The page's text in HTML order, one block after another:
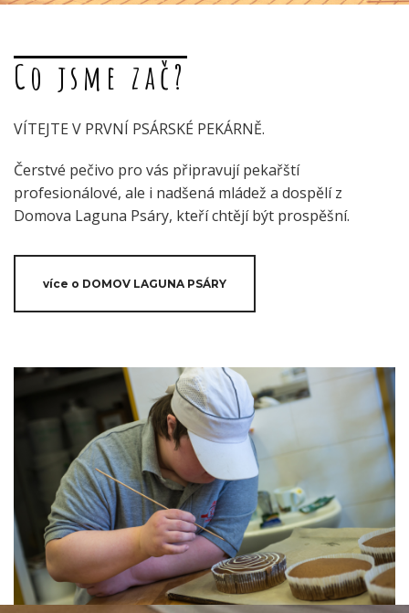
Co jsme zač?
VÍTEJTE V PRVNÍ PSÁRSKÉ PEKÁRNĚ.
Čerstvé pečivo pro vás připravují pekařští
profesionálové, ale i nadšená mládež a dospělí z
Domova Laguna Psáry, kteří chtějí být prospěšní.
více o DOMOV LAGUNA PSÁRY